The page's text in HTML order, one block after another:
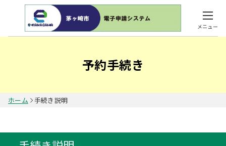
メニュー
予約手続き
ホーム 手続き説明